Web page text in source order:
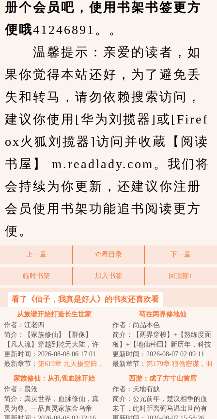
册个会员吧，使用书架书签更方
便哦41246891。。
温馨提示：亲爱的读者，如
果你觉得本站还好，为了避免丢
失和转马，请勿依赖搜索访问，
建议你使用[华为刘揽器]或[Firef
ox火狐刘揽器]访问并收蔵【阅读
书屋】 m.readlady.com。我们将
会持续为你更新，还建议你注册
会员使用书架功能追书阅读更方
便。
上一章 查看目录 下一章
临时书架 加入书签 回顶部↑
看了《仙子，我真是好人》的书友还喜欢看
从族谱开始打造长生世家
作者：江老四
简介：【家族修仙】【群像】
【凡人流】穿越到乾元大陆，许
川伴生一本血脉族谱。每繁衍一
代，血脉族谱便会...
更新时间：2026-08-08 06:17:01
最新章节： 第619章 九天摄空阵，
围杀真魔《求月票！》
苟在两界修地仙
作者：尚品本色
简介：【两界穿梭】+【熟练度面
板】+【地仙种田】新历年，科技
与地仙道并行的帝国时代。普通
人陆羽为救濒...
更新时间：2026-08-07 02:09:11
最新章节： 第179章 狼僧密谋，羽
化真经
家族修仙：从孔雀血脉开始
作者：晨沧
简介：真灵世界，血脉修仙，真
灵为尊。一品真灵家族金乌帝
西游：成了方寸山首席
作者：天地有缺
简介：公元前年，楚汉相争的血
未干，此时距离弼马温出世尚有